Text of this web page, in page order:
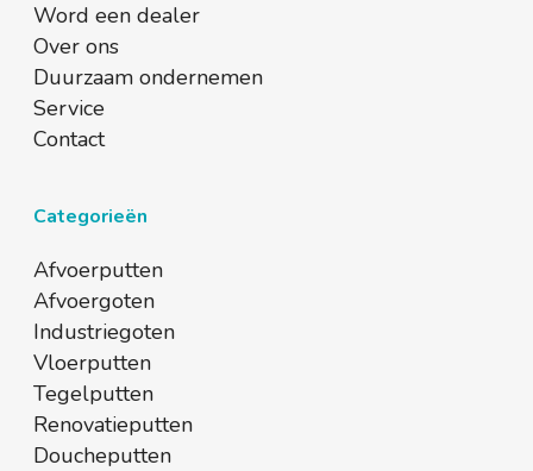
Word een dealer
Over ons
Duurzaam ondernemen
Service
Contact
Categorieën
Afvoerputten
Afvoergoten
Industriegoten
Vloerputten
Tegelputten
Renovatieputten
Doucheputten